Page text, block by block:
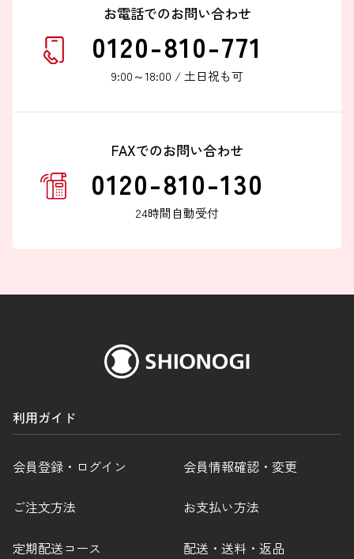
お電話でのお問い合わせ
0120-810-771
9:00～18:00 / 土日祝も可
FAXでのお問い合わせ
0120-810-130
24時間自動受付
利用ガイド
会員登録・ログイン 会員情報確認・変更
ご注文方法 お支払い方法
定期配送コース
配送・送料・返品